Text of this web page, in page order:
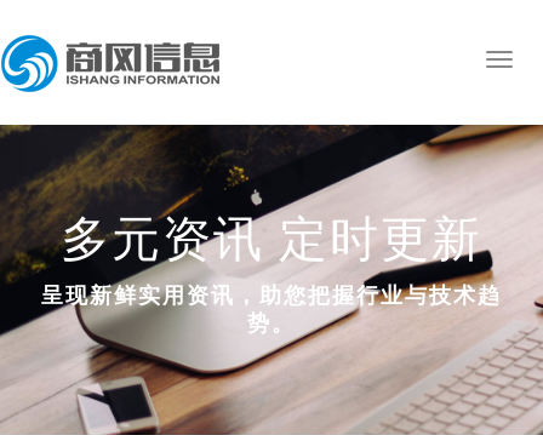
多元资讯 定时更新
呈现新鲜实用资讯，助您把握行业与技术趋
势。